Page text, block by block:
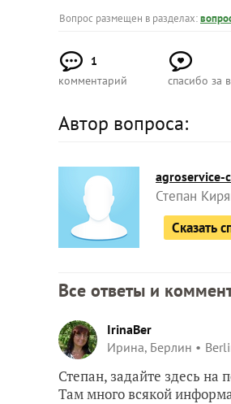
Вопрос размещен в разделах:
1
комментарий
спасибо за
Автор вопроса:
agroservice-
Степан
Сказать
Все ответы и
IrinaBer
Ирина, Берлин
Степан, задайте здесь на
Там много всякой